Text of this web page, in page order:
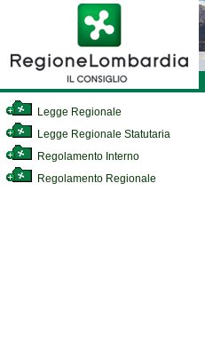
Legge Regionale
Legge Regionale Statutaria
Regolamento Interno
Regolamento Regionale